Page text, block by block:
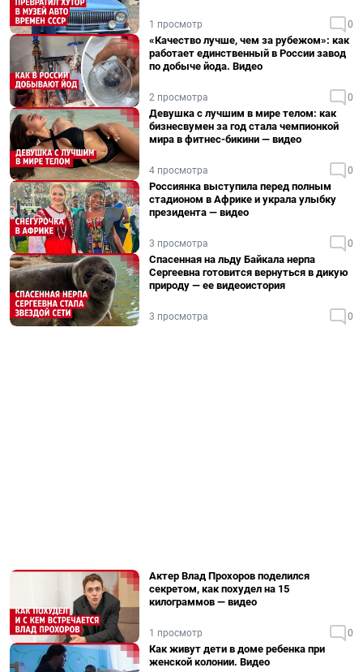
1 просмотр 0
«Качество лучше, чем за рубежом»: как
работает единственный в России завод
по добыче йода. Видео
2 просмотра 0
Девушка с лучшим в мире телом: как
бизнесвумен за год стала чемпионкой
мира в фитнес-бикини — видео
4 просмотра 0
Россиянка выступила перед полным
стадионом в Африке и украла улыбку
президента — видео
3 просмотра 0
Спасенная на льду Байкала нерпа
Сергеевна готовится вернуться в дикую
природу — ее видеоистория
3 просмотра 0
Актер Влад Прохоров поделился
секретом, как похудел на 15
килограммов — видео
1 просмотр 0
Как живут дети в доме ребенка при
женской колонии. Видео